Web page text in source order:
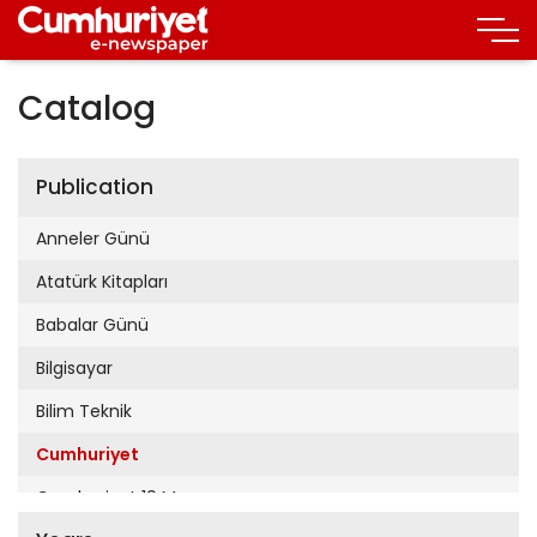
Catalog
Publication
Anneler Günü
Atatürk Kitapları
Babalar Günü
Bilgisayar
Bilim Teknik
Cumhuriyet
Cumhuriyet 19 Mayıs